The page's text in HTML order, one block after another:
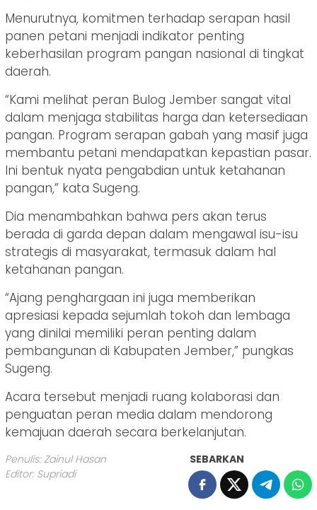
Menurutnya, komitmen terhadap serapan hasil
panen petani menjadi indikator penting
keberhasilan program pangan nasional di tingkat
daerah.
“Kami melihat peran Bulog Jember sangat vital
dalam menjaga stabilitas harga dan ketersediaan
pangan. Program serapan gabah yang masif juga
membantu petani mendapatkan kepastian pasar.
Ini bentuk nyata pengabdian untuk ketahanan
pangan,” kata Sugeng.
Dia menambahkan bahwa pers akan terus
berada di garda depan dalam mengawal isu-isu
strategis di masyarakat, termasuk dalam hal
ketahanan pangan.
“Ajang penghargaan ini juga memberikan
apresiasi kepada sejumlah tokoh dan lembaga
yang dinilai memiliki peran penting dalam
pembangunan di Kabupaten Jember,” pungkas
Sugeng.
Acara tersebut menjadi ruang kolaborasi dan
penguatan peran media dalam mendorong
kemajuan daerah secara berkelanjutan.
Penulis: Zainul Hasan
Editor: Supriadi
SEBARKAN